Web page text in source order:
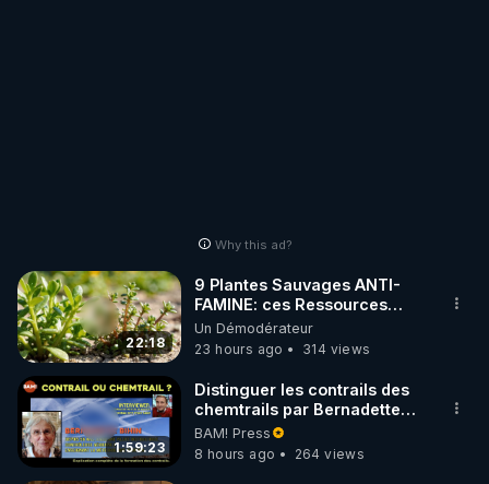
Why this ad?
22:18
9 Plantes Sauvages ANTI-
FAMINE: ces Ressources
JARDIN&des Haies
Un Démodérateur
23 hours ago
314 views
1:59:23
Distinguer les contrails des
chemtrails par Bernadette
Bihin
BAM! Press
8 hours ago
264 views